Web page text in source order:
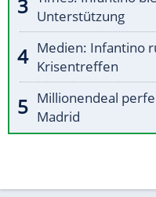
Unterstützung
Medien: Infantino
Krisentreffen
Millionendeal
Madrid